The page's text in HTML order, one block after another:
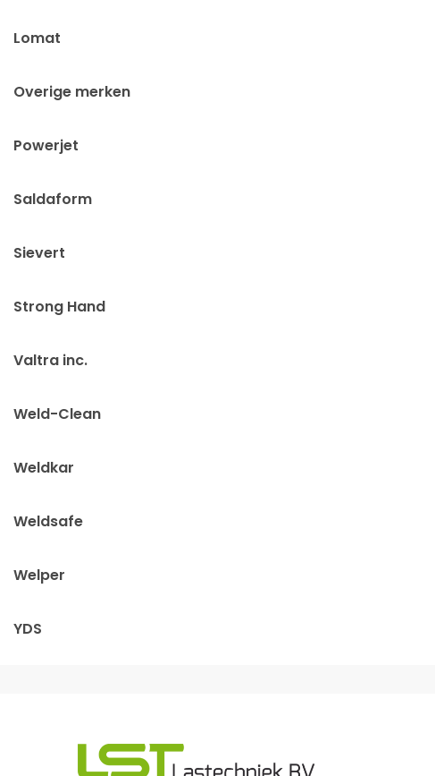
Lomat
Overige merken
Powerjet
Saldaform
Sievert
Strong Hand
Valtra inc.
Weld-Clean
Weldkar
Weldsafe
Welper
YDS